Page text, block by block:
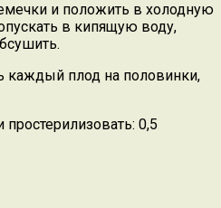
и положить в холодную
в кипящую воду,
каждый плод на половинки,
0,5